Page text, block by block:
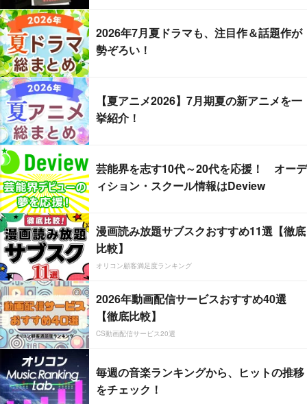
2026年7月夏ドラマも、注目作＆話題作が
勢ぞろい！
【夏アニメ2026】7月期夏の新アニメを一
挙紹介！
芸能界を志す10代～20代を応援！ オーデ
ィション・スクール情報はDeview
漫画読み放題サブスクおすすめ11選【徹底
比較】
オリコン顧客満足度ランキング
2026年動画配信サービスおすすめ40選
【徹底比較】
CS動画配信サービス20選
毎週の音楽ランキングから、ヒットの推移
をチェック！